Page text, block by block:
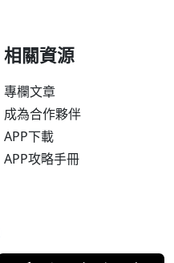
相關資源
專欄文章
成為合作夥伴
APP下載
APP攻略手冊